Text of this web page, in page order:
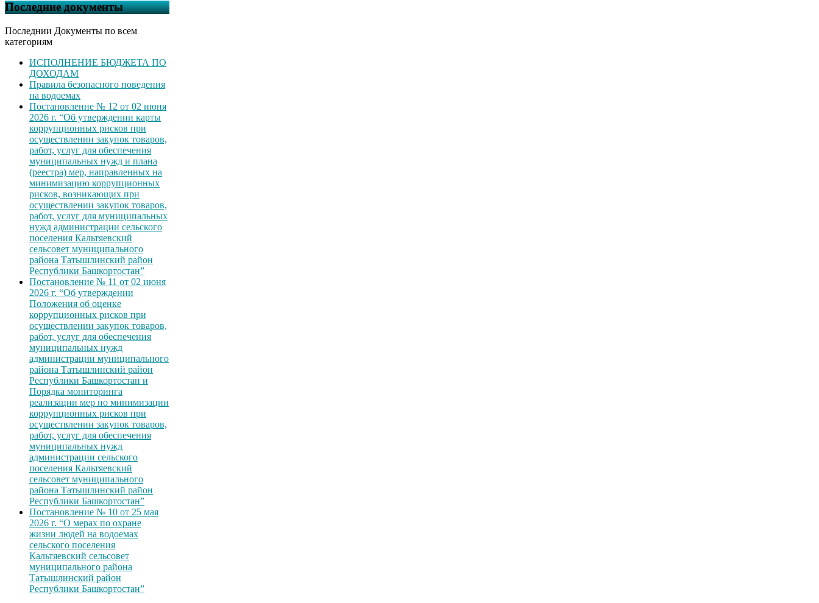
Последние документы
Последнии Документы по всем
категориям
ИСПОЛНЕНИЕ БЮДЖЕТА ПО
ДОХОДАМ
Правила безопасного поведения
на водоемах
Постановление № 12 от 02 июня
2026 г. “Об утверждении карты
коррупционных рисков при
осуществлении закупок товаров,
работ, услуг для обеспечения
муниципальных нужд и плана
(реестра) мер, направленных на
минимизацию коррупционных
рисков, возникающих при
осуществлении закупок товаров,
работ, услуг для муниципальных
нужд администрации сельского
поселения Кальтяевский
сельсовет муниципального
района Татышлинский район
Республики Башкортостан”
Постановление № 11 от 02 июня
2026 г. “Об утверждении
Положения об оценке
коррупционных рисков при
осуществлении закупок товаров,
работ, услуг для обеспечения
муниципальных нужд
администрации муниципального
района Татышлинский район
Республики Башкортостан и
Порядка мониторинга
реализации мер по минимизации
коррупционных рисков при
осуществлении закупок товаров,
работ, услуг для обеспечения
муниципальных нужд
администрации сельского
поселения Кальтяевский
сельсовет муниципального
района Татышлинский район
Республики Башкортостан”
Постановление № 10 от 25 мая
2026 г. “О мерах по охране
жизни людей на водоемах
сельского поселения
Кальтяевский сельсовет
муниципального района
Татышлинский район
Республики Башкортостан”